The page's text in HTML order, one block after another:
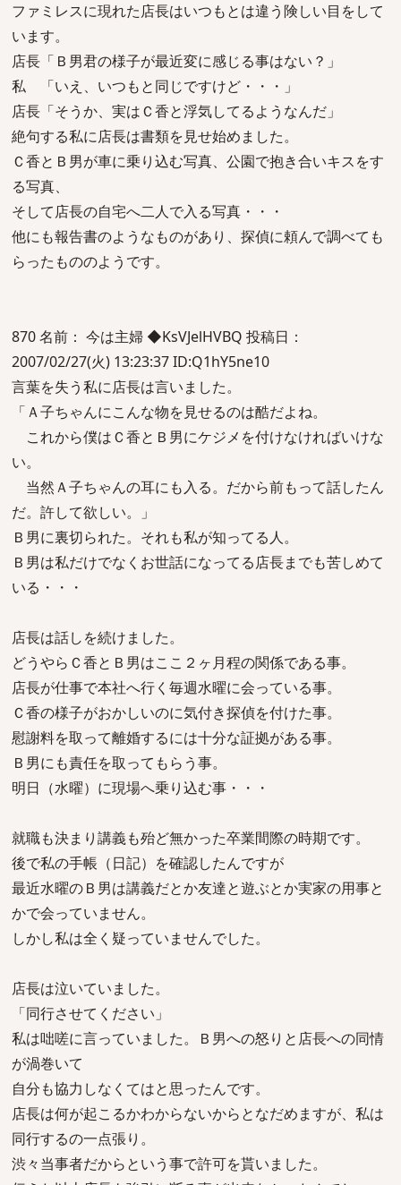
ファミレスに現れた店長はいつもとは違う険しい目をして
います。
店長「Ｂ男君の様子が最近変に感じる事はない？」
私 「いえ、いつもと同じですけど・・・」
店長「そうか、実はＣ香と浮気してるようなんだ」
絶句する私に店長は書類を見せ始めました。
Ｃ香とＢ男が車に乗り込む写真、公園で抱き合いキスをす
る写真、
そして店長の自宅へ二人で入る写真・・・
他にも報告書のようなものがあり、探偵に頼んで調べても
らったもののようです。
870 名前： 今は主婦 ◆KsVJelHVBQ 投稿日：
2007/02/27(火) 13:23:37 ID:Q1hY5ne10
言葉を失う私に店長は言いました。
「Ａ子ちゃんにこんな物を見せるのは酷だよね。
これから僕はＣ香とＢ男にケジメを付けなければいけな
い。
当然Ａ子ちゃんの耳にも入る。だから前もって話したん
だ。許して欲しい。」
Ｂ男に裏切られた。それも私が知ってる人。
Ｂ男は私だけでなくお世話になってる店長までも苦しめて
いる・・・
店長は話しを続けました。
どうやらＣ香とＢ男はここ２ヶ月程の関係である事。
店長が仕事で本社へ行く毎週水曜に会っている事。
Ｃ香の様子がおかしいのに気付き探偵を付けた事。
慰謝料を取って離婚するには十分な証拠がある事。
Ｂ男にも責任を取ってもらう事。
明日（水曜）に現場へ乗り込む事・・・
就職も決まり講義も殆ど無かった卒業間際の時期です。
後で私の手帳（日記）を確認したんですが
最近水曜のＢ男は講義だとか友達と遊ぶとか実家の用事と
かで会っていません。
しかし私は全く疑っていませんでした。
店長は泣いていました。
「同行させてください」
私は咄嗟に言っていました。Ｂ男への怒りと店長への同情
が渦巻いて
自分も協力しなくてはと思ったんです。
店長は何が起こるかわからないからとなだめますが、私は
同行するの一点張り。
渋々当事者だからという事で許可を貰いました。